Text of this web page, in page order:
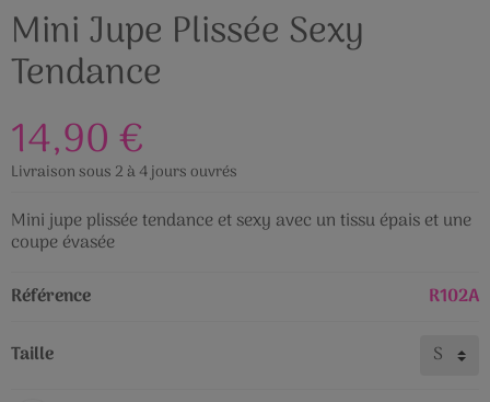
Mini Jupe Plissée Sexy
Tendance
14,90 €
Livraison sous 2 à 4 jours ouvrés
Mini jupe plissée tendance et sexy avec un tissu épais et une
coupe évasée
Référence
R102A
Taille